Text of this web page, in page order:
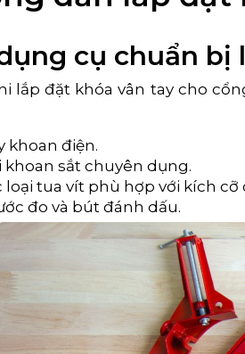
cụ chuẩn bị
lắp đặt khóa vân tay cho
khoan điện.
khoan sắt chuyên dụng.
loại tua vít phù hợp với kích cỡ
đo và bút đánh dấu.